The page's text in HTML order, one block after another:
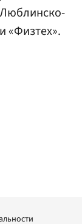
«Физтех».